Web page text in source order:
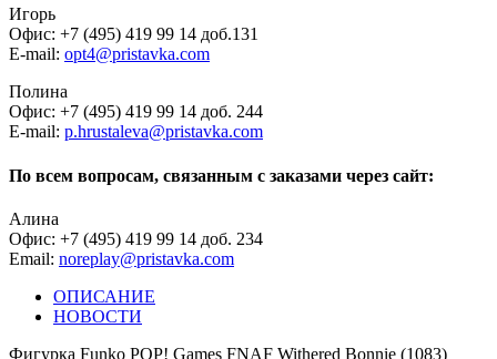
Игорь
Офис: +7 (495) 419 99 14 доб.131
E-mail: opt4@pristavka.com
Полина
Офис: +7 (495) 419 99 14 доб. 244
E-mail: p.hrustaleva@pristavka.com
По всем вопросам, связанным с заказами через сайт:
Алина
Офис: +7 (495) 419 99 14 доб. 234
Email: noreplay@pristavka.com
ОПИСАНИЕ
НОВОСТИ
Фигурка Funko POP! Games FNAF Withered Bonnie (1083)